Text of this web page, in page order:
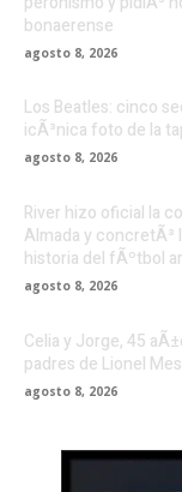
bonaerense
agosto 8, 2026
Los Beatles: cinco
icÃ³nica foto de la
agosto 8, 2026
River hizo oficial la
Almada y concretÃ³
historia del fÃºtbol
agosto 8, 2026
Celia y Jorge, 45
padres de Lionel
agosto 8, 2026